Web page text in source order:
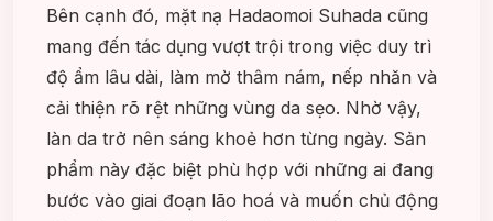
Bên cạnh đó, mặt nạ Hadaomoi Suhada cũng
mang đến tác dụng vượt trội trong việc duy trì
độ ẩm lâu dài, làm mờ thâm nám, nếp nhăn và
cải thiện rõ rệt những vùng da sẹo. Nhờ vậy,
làn da trở nên sáng khoẻ hơn từng ngày. Sản
phẩm này đặc biệt phù hợp với những ai đang
bước vào giai đoạn lão hoá và muốn chủ động